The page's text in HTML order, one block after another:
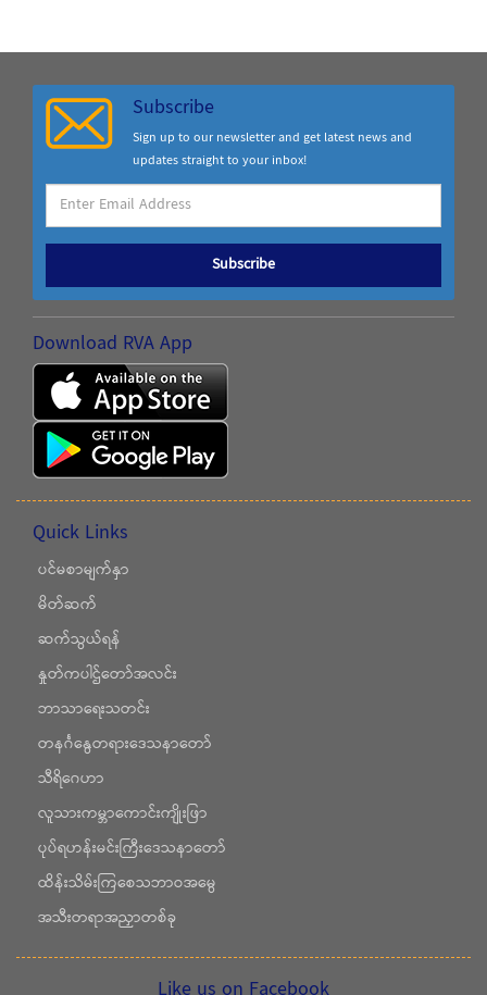
Subscribe
Sign up to our newsletter and get latest news and
updates straight to your inbox!
Subscribe
Download RVA App
Quick Links
ပင်မစာမျက်နှာ
မိတ်ဆက်
ဆက်သွယ်ရန်
နှုတ်ကပါဌ်တော်အလင်း
ဘာသာရေးသတင်း
တနင်္ဂနွေတရားဒေသနာတော်
သီရိဂေဟာ
လူသားကမ္ဘာကောင်းကျိုးဖြာ
ပုပ်ရဟန်းမင်းကြီးဒေသနာတော်
ထိန်းသိမ်းကြစေသဘာဝအမွေ
အသီးတရာအညှာတစ်ခု